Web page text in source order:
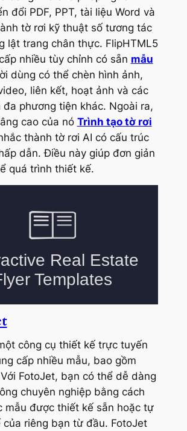
đổi PDF, PPT, tài liệu Word và
tờ rơi kỹ thuật số tương tác
lật trang chân thực. FlipHTML5
nhiều tùy chỉnh có sẵn mẫu
dùng có thể chèn hình ảnh,
liên kết, hoạt ảnh và các
đa phương tiện khác. Ngoài ra,
cao của nó Trình tạo tờ rơi
thành tờ rơi AI có cấu trúc
dẫn. Điều này giúp đơn giản
quá trình thiết kế.
công cụ thiết kế trực tuyến
cấp nhiều mẫu, bao gồm
FotoJet, bạn có thể dễ dàng
chuyên nghiệp bằng cách
mẫu được thiết kế sẵn hoặc tự
riêng bạn từ đầu. FotoJet